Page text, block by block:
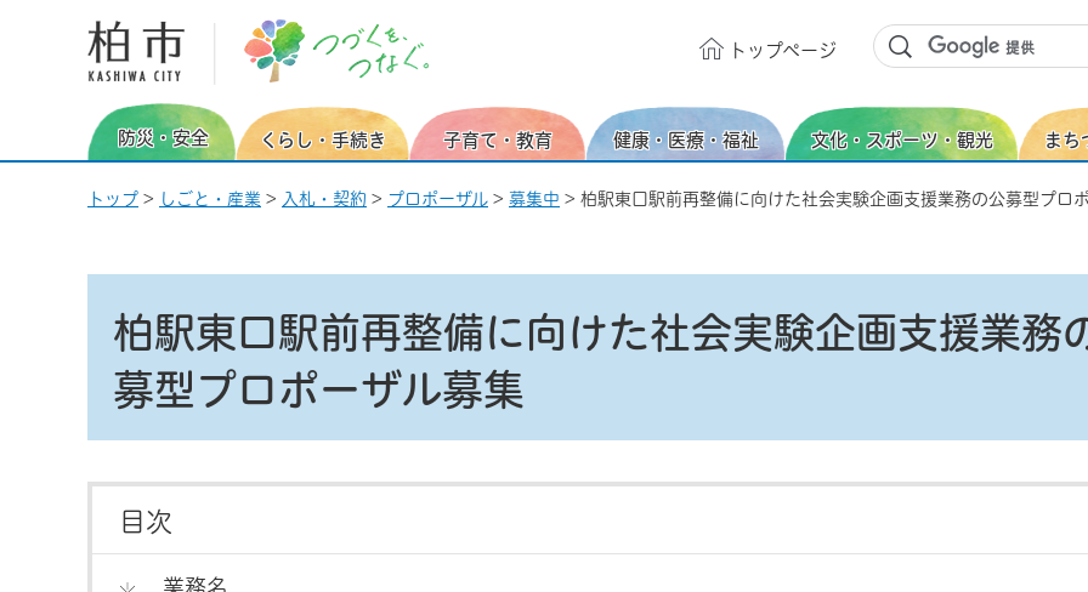
柏市 つづくを、つなぐ。
トップページ
防災・安全 くらし・手続き 子育て・教育 健康・医療・福祉 文化・スポーツ・観光 まち
トップ > しごと・産業 > 入札・契約 > プロポーザル > 募集中 > 柏駅東口駅前再整備に向けた社会実験企画支援業務の公募型プロ
柏駅東口駅前再整備に向けた社会実験企画支援業務
募型プロポーザル募集
目次
業務名